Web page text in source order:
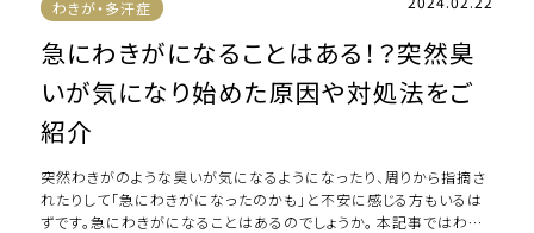
わきが・多汗症
急にわきがになることはある！？突然臭
いが気になり始めた原因や対処法をご
紹介
突然わきがのような臭いが気になるようになったり、周りから指摘さ
れたりして「急にわきがになったのかも」と不安に感じる方もいるは
ずです。急にわきがになることはあるのでしょうか。 本記事ではわき